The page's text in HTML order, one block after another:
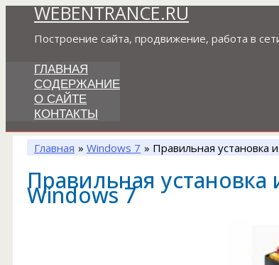
Перейти
содержимому
WEBENTRANCE.RU
Построение сайта, продвижение, работа в
ГЛАВНАЯ
СОДЕРЖАНИЕ
О САЙТЕ
КОНТАКТЫ
Главная Windows 7 Правильная установка
Правильная
Windows 7